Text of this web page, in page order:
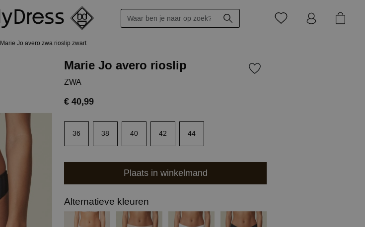
Marie Jo avero zwa rioslip zwart
Marie Jo avero rioslip
ZWA
€ 40,99
36 38 40 42 44
Plaats in winkelmand
Alternatieve kleuren